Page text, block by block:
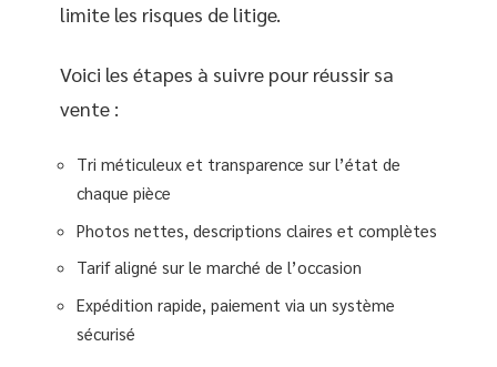
limite les risques de litige.
Voici les étapes à suivre pour réussir sa
vente :
Tri méticuleux et transparence sur l’état de
chaque pièce
Photos nettes, descriptions claires et complètes
Tarif aligné sur le marché de l’occasion
Expédition rapide, paiement via un système
sécurisé